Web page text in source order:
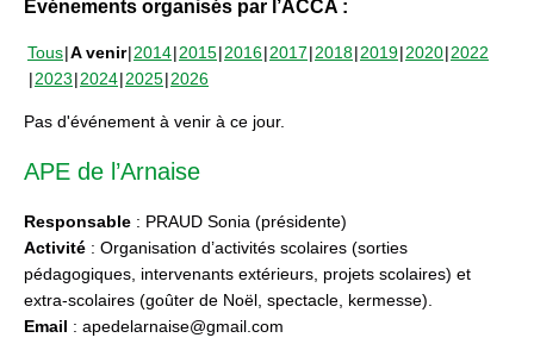
Événements organisés par l’ACCA :
Tous A venir 2014 2015 2016 2017 2018 2019 2020 2022
2023 2024 2025 2026
Pas d'événement à venir à ce jour.
APE de l’Arnaise
Responsable : PRAUD Sonia (présidente)
Activité : Organisation d’activités scolaires (sorties
pédagogiques, intervenants extérieurs, projets scolaires) et
extra-scolaires (goûter de Noël, spectacle, kermesse).
Email : apedelarnaise@gmail.com